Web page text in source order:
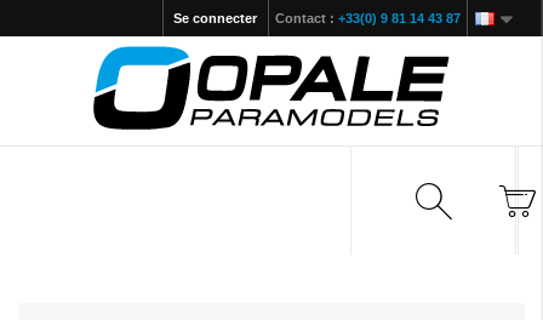
Contact : +33(0) 9 81 14 43 87
Se connecter